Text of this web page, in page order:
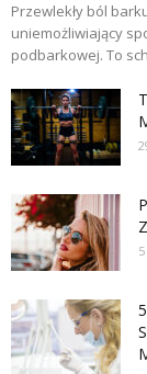
Przewlekły ból
uniemożliwiający
podbarkowej. To